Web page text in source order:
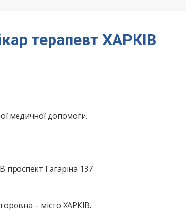
терапевт ХАРКІВ
медичної допомоги.
проспект Гагаріна 137
– місто ХАРКІВ.